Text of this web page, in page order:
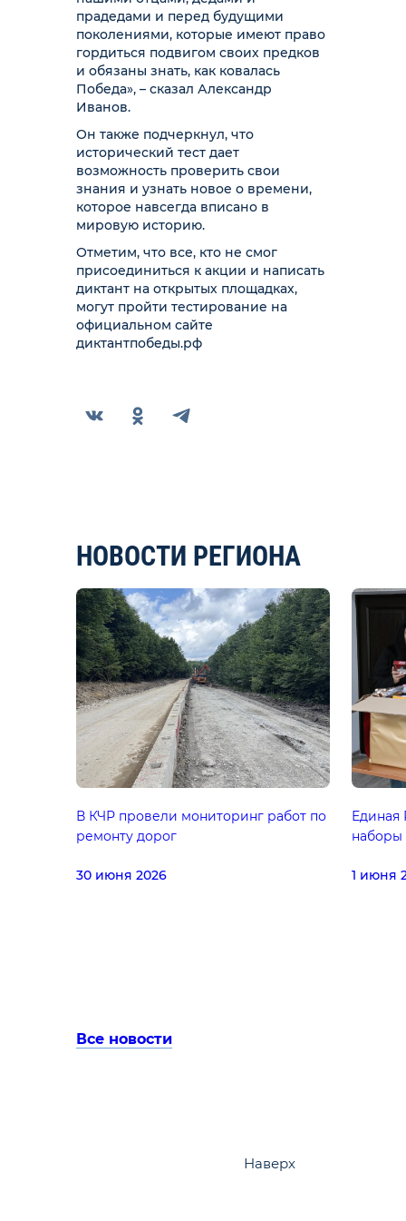
прадедами и перед будущими
поколениями, которые имеют право
гордиться подвигом своих предков
и обязаны знать, как ковалась
Победа», – сказал Александр
Иванов.
Он также подчеркнул, что
исторический тест дает
возможность проверить свои
знания и узнать новое о времени,
которое навсегда вписано в
мировую историю.
Отметим, что все, кто не смог
присоединиться к акции и написать
диктант на открытых площадках,
могут пройти тестирование на
официальном сайте
диктантпобеды.рф
НОВОСТИ РЕГИОНА
В КЧР провели мониторинг работ по
ремонту дорог
30 июня 2026
Единая
наборы
1 июня
Все новости
Наверх